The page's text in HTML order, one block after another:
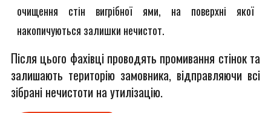
очищення стін вигрібної ями, на поверхні якої
накопичуються залишки нечистот.
Після цього фахівці проводять промивання стінок та
залишають територію замовника, відправляючи всі
зібрані нечистоти на утилізацію.